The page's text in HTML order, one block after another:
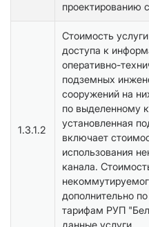
проектированию
1.3.1.2
Стоимость
доступа к
оперативно-
подземных
сооружений на
по выделенному
установленная
включает
использования
канала.
дополнительно
тарифам РУП